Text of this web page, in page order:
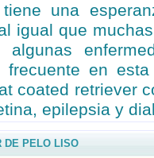
una
igual que
en
coated retriever
epilepsia y
DE PELO LISO